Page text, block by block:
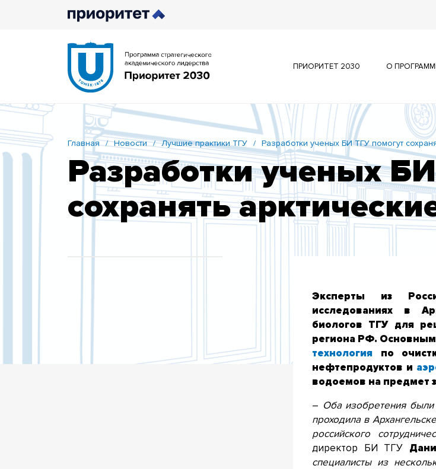
ПРИОРИТЕТ 2030 О
Главная / Новости / Лучшие практики ТГУ / Разработки ученых БИ ТГУ помогут
Разработки ученых
сохранять
Эксперты из
исследованиях в
биологов ТГУ для
региона РФ.
технология по
нефтепродуктов и
водоемов на предмет
– Оба изобретения
проходила в
российского
директор БИ ТГУ
специалисты из